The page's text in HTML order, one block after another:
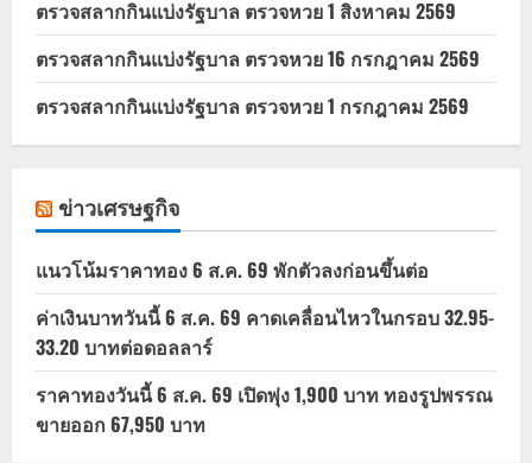
ตรวจสลากกินแบ่งรัฐบาล ตรวจหวย 1 สิงหาคม 2569
ตรวจสลากกินแบ่งรัฐบาล ตรวจหวย 16 กรกฎาคม 2569
ตรวจสลากกินแบ่งรัฐบาล ตรวจหวย 1 กรกฎาคม 2569
ข่าวเศรษฐกิจ
แนวโน้มราคาทอง 6 ส.ค. 69 พักตัวลงก่อนขึ้นต่อ
ค่าเงินบาทวันนี้ 6 ส.ค. 69 คาดเคลื่อนไหวในกรอบ 32.95-
33.20 บาทต่อดอลลาร์
ราคาทองวันนี้ 6 ส.ค. 69 เปิดพุ่ง 1,900 บาท ทองรูปพรรณ
ขายออก 67,950 บาท